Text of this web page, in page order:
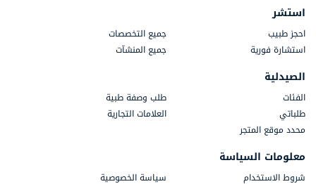
استشر
احجز طبيب
جميع التخصصات
استشارة فورية
جميع المنشآت
الصيدلية
الفئات
طلب وصفة طبية
طلباتي
العلامات التجارية
محدد موقع المتجر
معلومات السياسة
شروط الاستخدام
سياسة الخصوصية